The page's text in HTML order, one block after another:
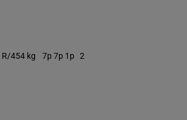
R/454 kg 7p 7p 1p 2